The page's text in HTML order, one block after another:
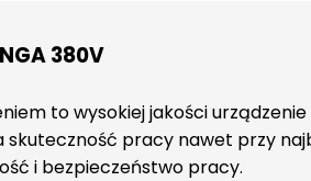
380V
to wysokiej jakości urządzenie
skuteczność pracy nawet przy
i bezpieczeństwo pracy.